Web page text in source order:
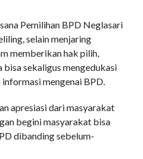
Pemilihan BPD Neglasari
selain menjaring
memberikan hak pilih,
sekaligus mengedukasi
mengenai BPD.
apresiasi dari masyarakat
begini masyarakat bisa
dibanding sebelum-